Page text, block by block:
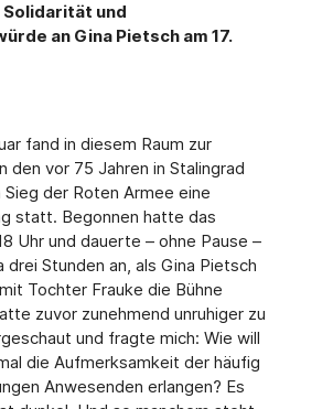
und
an Gina Pietsch am 17.
fand in diesem Raum zur
den vor 75 Jahren in Stalingrad
der Roten Armee eine
statt. Begonnen hatte das
Uhr und dauerte – ohne Pause –
Stunden an, als Gina Pietsch
Tochter Frauke die Bühne
zuvor zunehmend unruhiger zu
und fragte mich: Wie will
die Aufmerksamkeit der häufig
Anwesenden erlangen? Es